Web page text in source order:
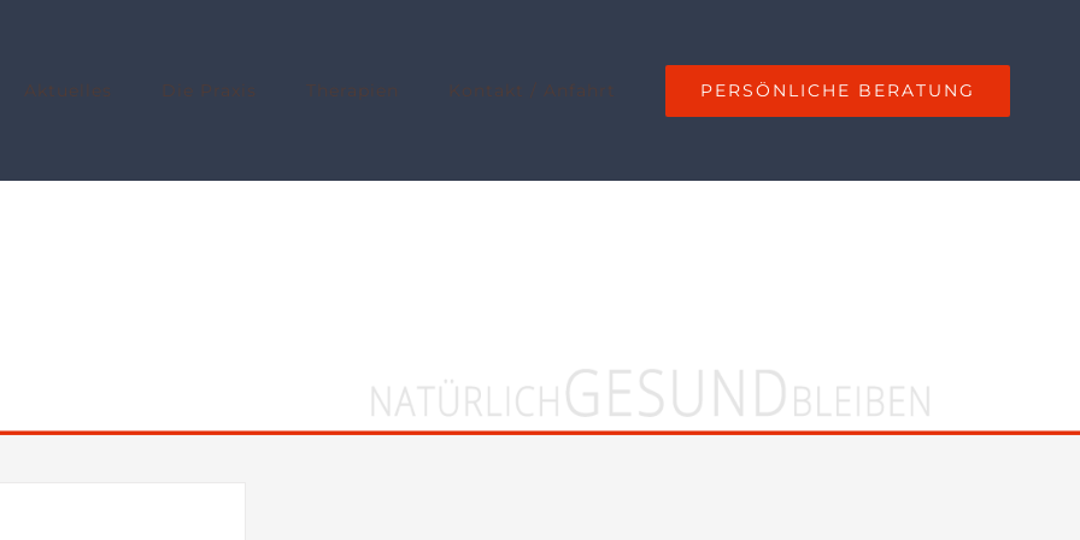
Aktuelles Die Praxis Therapien Kontakt / Anfahrt PERSÖNLICHE BERATUNG